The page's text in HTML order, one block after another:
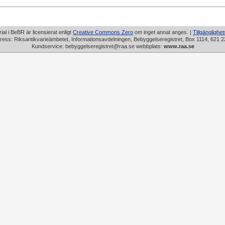
i BeBR är licensierat enligt Creative Commons Zero om inget annat anges. |
Riksantikvarieämbetet, Informationsavdelningen, Bebyggelseregistret, Box 1114, 621
Kundservice: bebyggelseregistret@raa.se webbplats: www.raa.se